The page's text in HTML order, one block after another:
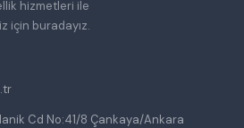
hizmetleri ile
için buradayız.
Cd No:41/8 Çankaya/Ankara